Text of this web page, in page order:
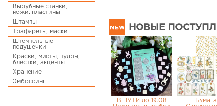
Вырубные станки,
ножи, пластины
Штампы
Трафареты, маски
Штемпельные
подушечки
Краски, мисты, пудры,
блёстки, акценты
Хранение
Эмбоссинг
НОВЫЕ
В ПУТИ до 19.08
Бумага